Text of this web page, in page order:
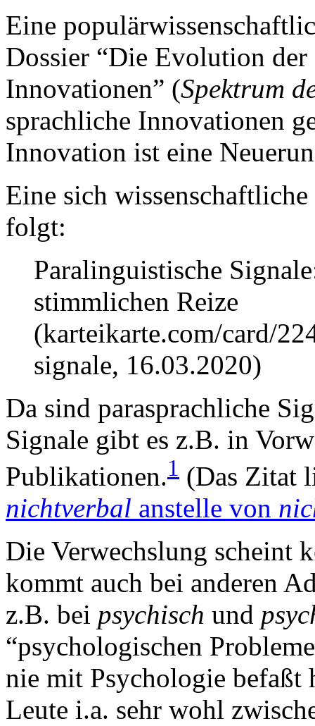
Eine
Dossier “Die Evolution
Innovationen” (Spektrum
sprachliche Innovationen
Innovation ist eine
Eine sich
folgt:
Paralinguistische
stimmlichen Reize
(karteikarte.com/card/
signale, 16.03.2020)
Da sind parasprachliche
Signale gibt es z.B. in
Publikationen.1 (Das Zitat
nichtverbal anstelle von
Die Verwechslung scheint
kommt auch bei anderen
z.B. bei psychisch und
“psychologischen
nie mit Psychologie befaßt
Leute i.a. sehr wohl